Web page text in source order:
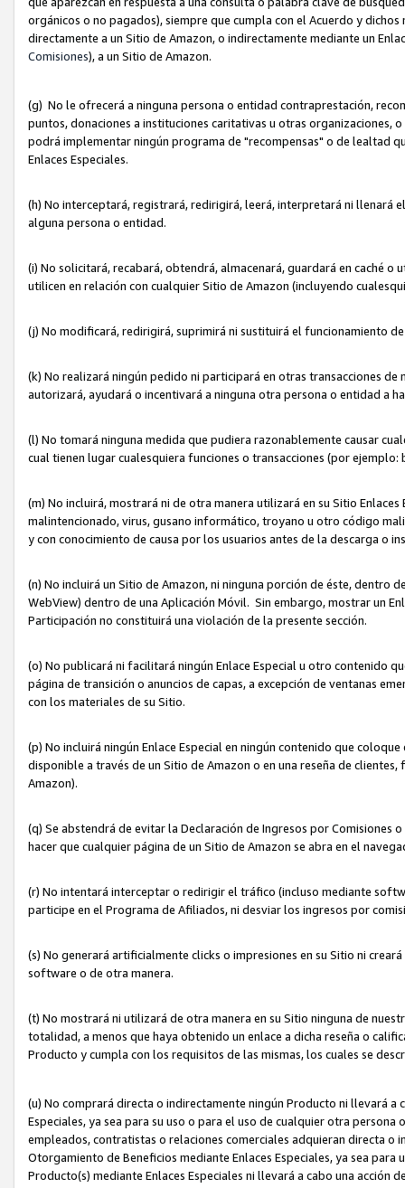
orgánicos o no pagados), siempre que cumpla con el Acuerdo y
directamente a un Sitio de Amazon, o indirectamente mediante un
Comisiones), a un Sitio de Amazon.
(g) No le ofrecerá a ninguna persona o entidad contraprestación,
puntos, donaciones a instituciones caritativas u otras organizaciones,
podrá implementar ningún programa de "recompensas" o de lealtad
Enlaces Especiales.
(h) No interceptará, registrará, redirigirá, leerá, interpretará ni
alguna persona o entidad.
(i) No solicitará, recabará, obtendrá, almacenará, guardará en caché
utilicen en relación con cualquier Sitio de Amazon (incluyendo
(j) No modificará, redirigirá, suprimirá ni sustituirá el funcionamiento
(k) No realizará ningún pedido ni participará en otras transacciones
autorizará, ayudará o incentivará a ninguna otra persona o entidad a
(l) No tomará ninguna medida que pudiera razonablemente causar
cual tienen lugar cualesquiera funciones o transacciones (por
(m) No incluirá, mostrará ni de otra manera utilizará en su Sitio
malintencionado, virus, gusano informático, troyano u otro código
y con conocimiento de causa por los usuarios antes de la descarga
(n) No incluirá un Sitio de Amazon, ni ninguna porción de éste,
WebView) dentro de una Aplicación Móvil. Sin embargo, mostrar un
Participación no constituirá una violación de la presente sección.
(o) No publicará ni facilitará ningún Enlace Especial u otro contenido
página de transición o anuncios de capas, a excepción de ventanas
con los materiales de su Sitio.
(p) No incluirá ningún Enlace Especial en ningún contenido que
disponible a través de un Sitio de Amazon o en una reseña de
Amazon).
(q) Se abstendrá de evitar la Declaración de Ingresos por
hacer que cualquier página de un Sitio de Amazon se abra en el
(r) No intentará interceptar o redirigir el tráfico (incluso mediante
participe en el Programa de Afiliados, ni desviar los ingresos por
(s) No generará artificialmente clicks o impresiones en su Sitio ni
software o de otra manera.
(t) No mostrará ni utilizará de otra manera en su Sitio ninguna de
totalidad, a menos que haya obtenido un enlace a dicha reseña o
Producto y cumpla con los requisitos de las mismas, los cuales se
(u) No comprará directa o indirectamente ningún Producto ni llevará a
Especiales, ya sea para su uso o para el uso de cualquier otra
empleados, contratistas o relaciones comerciales adquieran directa o
Otorgamiento de Beneficios mediante Enlaces Especiales, ya sea
Producto(s) mediante Enlaces Especiales ni llevará a cabo una